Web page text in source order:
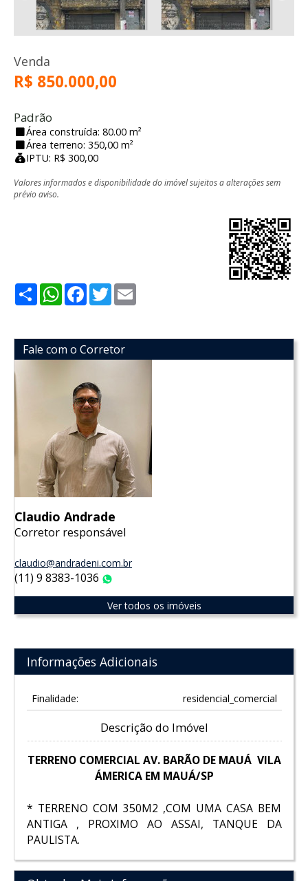
Venda
R$ 850.000,00
Padrão
Área construída: 80.00 m²
Área terreno: 350,00 m²
IPTU: R$ 300,00
Valores informados e disponibilidade do imóvel sujeitos a alterações sem
prévio aviso.
ShareWhatsApp
Facebook
Twitter
Fale com o Corretor
Claudio Andrade
Corretor responsável
claudio@andradeni.com.br
(11) 9 8383-1036
Ver todos os imóveis
Informações Adicionais
Finalidade: residencial_comercial
Descrição do Imóvel
TERRENO COMERCIAL AV. BARÃO DE MAUÁ VILA
ÁMERICA EM MAUÁ/SP
* TERRENO COM 350M2 ,COM UMA CASA BEM
ANTIGA , PROXIMO AO ASSAI, TANQUE DA
PAULISTA.